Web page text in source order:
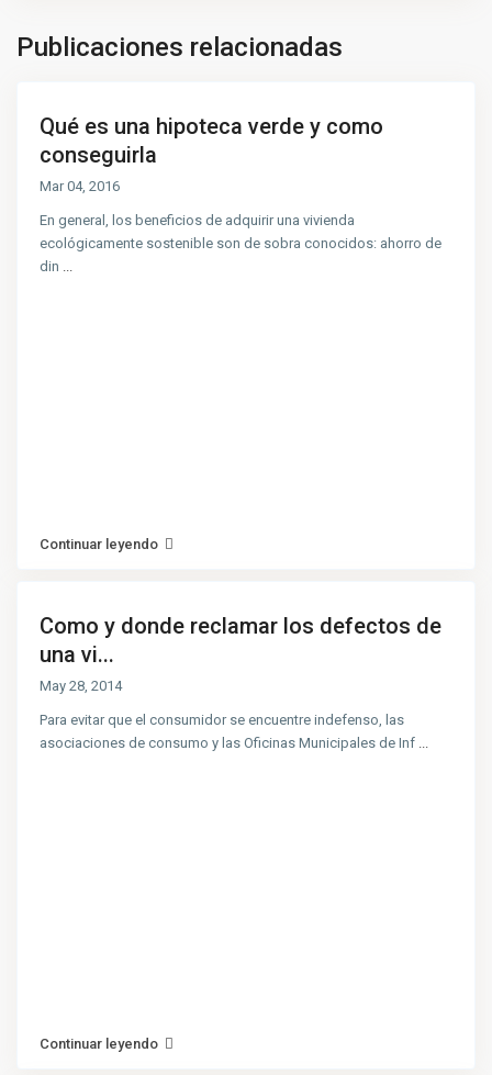
Publicaciones relacionadas
Qué es una hipoteca verde y como
conseguirla
Mar 04, 2016
En general, los beneficios de adquirir una vivienda
ecológicamente sostenible son de sobra conocidos: ahorro de
din ...
Continuar leyendo
Como y donde reclamar los defectos de
una vi...
May 28, 2014
Para evitar que el consumidor se encuentre indefenso, las
asociaciones de consumo y las Oficinas Municipales de Inf ...
Continuar leyendo